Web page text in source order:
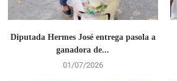
Diputada Hermes José entrega pasola a
ganadora de...
01/07/2026